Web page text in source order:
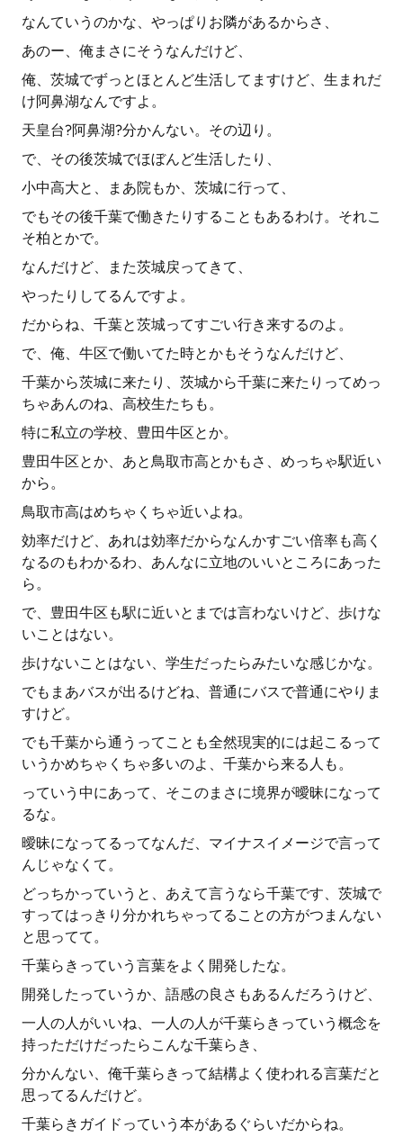
なんていうのかな、やっぱりお隣があるからさ、
あのー、俺まさにそうなんだけど、
俺、茨城でずっとほとんど生活してますけど、生まれだ
け阿鼻湖なんですよ。
天皇台?阿鼻湖?分かんない。その辺り。
で、その後茨城でほぼんど生活したり、
小中高大と、まあ院もか、茨城に行って、
でもその後千葉で働きたりすることもあるわけ。それこ
そ柏とかで。
なんだけど、また茨城戻ってきて、
やったりしてるんですよ。
だからね、千葉と茨城ってすごい行き来するのよ。
で、俺、牛区で働いてた時とかもそうなんだけど、
千葉から茨城に来たり、茨城から千葉に来たりってめっ
ちゃあんのね、高校生たちも。
特に私立の学校、豊田牛区とか。
豊田牛区とか、あと鳥取市高とかもさ、めっちゃ駅近い
から。
鳥取市高はめちゃくちゃ近いよね。
効率だけど、あれは効率だからなんかすごい倍率も高く
なるのもわかるわ、あんなに立地のいいところにあった
ら。
で、豊田牛区も駅に近いとまでは言わないけど、歩けな
いことはない。
歩けないことはない、学生だったらみたいな感じかな。
でもまあバスが出るけどね、普通にバスで普通にやりま
すけど。
でも千葉から通うってことも全然現実的には起こるって
いうかめちゃくちゃ多いのよ、千葉から来る人も。
っていう中にあって、そこのまさに境界が曖昧になって
るな。
曖昧になってるってなんだ、マイナスイメージで言って
んじゃなくて。
どっちかっていうと、あえて言うなら千葉です、茨城で
すってはっきり分かれちゃってることの方がつまんない
と思ってて。
千葉らきっていう言葉をよく開発したな。
開発したっていうか、語感の良さもあるんだろうけど、
一人の人がいいね、一人の人が千葉らきっていう概念を
持っただけだったらこんな千葉らき、
分かんない、俺千葉らきって結構よく使われる言葉だと
思ってるんだけど。
千葉らきガイドっていう本があるぐらいだからね。